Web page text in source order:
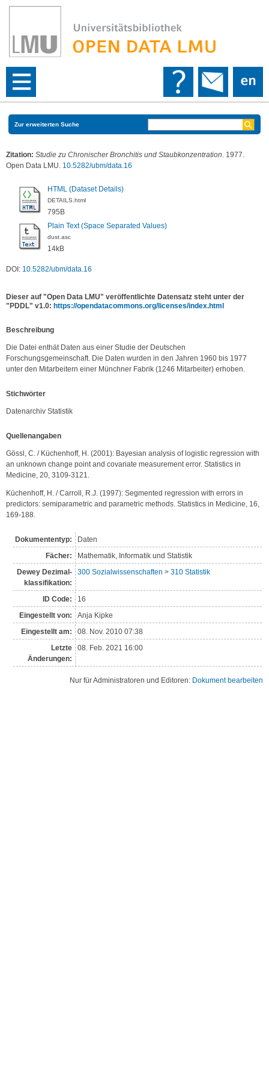
Zur erweiterten Suche
Zitation: Studie zu Chronischer Bronchitis und Staubkonzentration. 1977.
Open Data LMU. 10.5282/ubm/data.16
HTML (Dataset Details)
DETAILS.html
795B
Plain Text (Space Separated Values)
dust.asc
14kB
DOI: 10.5282/ubm/data.16
Dieser auf "Open Data LMU" veröffentlichte Datensatz steht unter der
"PDDL" v1.0: https://opendatacommons.org/licenses/index.html
Be­schrei­bung
Die Datei enthät Daten aus einer Studie der Deutschen
Forschungsgemeinschaft. Die Daten wurden in den Jahren 1960 bis 1977
unter den Mitarbeitern einer Münchner Fabrik (1246 Mitarbeiter) erhoben.
Stichwörter
Datenarchiv Statistik
Quellenangaben
Gössl, C. / Küchenhoff, H. (2001): Bayesian analysis of logistic regression with
an unknown change point and covariate measurement error. Statistics in
Medicine, 20, 3109-3121.
Küchenhoff, H. / Carroll, R.J. (1997): Segmented regression with errors in
predictors: semiparametric and parametric methods. Statistics in Medicine, 16,
169-188.
Dokumententyp:
Daten
Fächer:
Mathematik, Informatik und Statistik
Dewey Dezimal­
klassi­fikation:
300 Sozialwissenschaften > 310 Statistik
ID Code:
16
Eingestellt von:
Anja Kipke
Eingestellt am:
08. Nov. 2010 07:38
Letzte
Änderungen:
08. Feb. 2021 16:00
Nur für Administratoren und Editoren: Dokument bearbeiten